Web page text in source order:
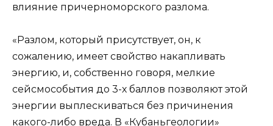
влияние причерноморского разлома.
«Разлом, который присутствует, он, к
сожалению, имеет свойство накапливать
энергию, и, собственно говоря, мелкие
сейсмособытия до 3-х баллов позволяют этой
энергии выплескиваться без причинения
какого-либо вреда. В «Кубаньгеологии»